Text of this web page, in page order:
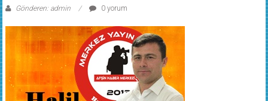
Gönderen: admin 0 yorum